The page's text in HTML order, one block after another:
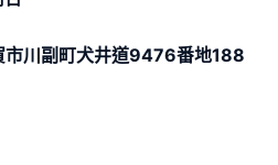
市川副町犬井道9476番地188